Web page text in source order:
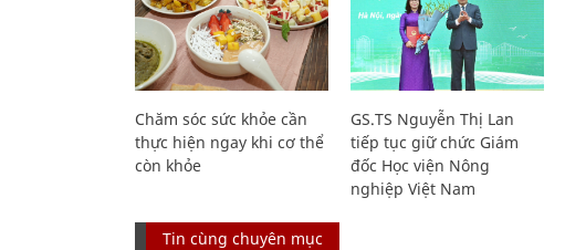
Chăm sóc sức khỏe cần
thực hiện ngay khi cơ thể
còn khỏe
GS.TS Nguyễn Thị Lan
tiếp tục giữ chức Giám
đốc Học viện Nông
nghiệp Việt Nam
Tin cùng chuyên mục